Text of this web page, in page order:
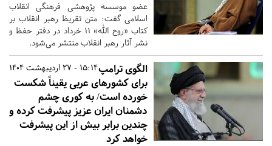
عضو موسسه پژوهشی فرهنگی انقلاب
اسلامی گفت: متن تقریظ رهبر انقلاب بر
کتاب «روح الله» ۱۱ خرداد در دفتر حفظ و
نشر آثار رهبر انقلاب منتشر می‌شود.
15:14 - 27 اردیبهشت 1404الگوی ترامپ
برای کشورهای عربی یقیناً شکست‌
خورده است/ به کوری چشم
دشمنان ایران عزیز پیشرفت کرده و
چندین برابر بیش از این پیشرفت
خواهد کرد